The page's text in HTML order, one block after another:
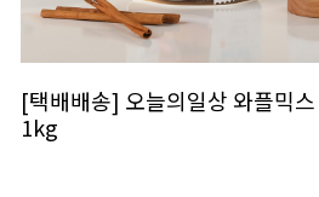
[택배배송] 오늘의일상 와플믹스
1kg